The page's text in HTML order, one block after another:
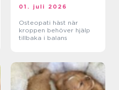
01. juli 2026
Osteopati häst när
kroppen behöver hjälp
tillbaka i balans